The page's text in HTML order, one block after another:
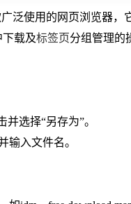
广泛使用的网页浏览器
载及标签页分组管理的
选择“另存为”。
输入文件名。